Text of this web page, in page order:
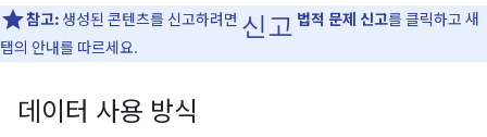
참고: 생성된 콘텐츠를 신고하려면 신고 법적 문제 신고를 클릭하고 새
탭의 안내를 따르세요.
데이터 사용 방식